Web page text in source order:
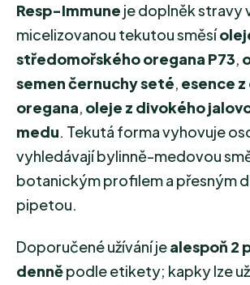
Resp-Immune je doplněk stravy
micelizovanou tekutou směsí
středomořského oregana P73,
semen černuchy seté, esence
oregana, oleje z divokého
medu. Tekutá forma vyhovuje
vyhledávají bylinně-medovou
botanickým profilem a přesným
pipetou.
Doporučené užívání jealespoň 2
denněpodle etikety; kapky lze